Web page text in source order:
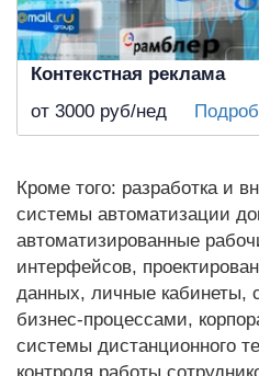
Контекстная реклама
от 3000 руб/нед
Кроме того: разработка и
системы автоматизации
автоматизированные
интерфейсов,
данных, личные кабинеты,
бизнес-процессами,
системы дистанционного